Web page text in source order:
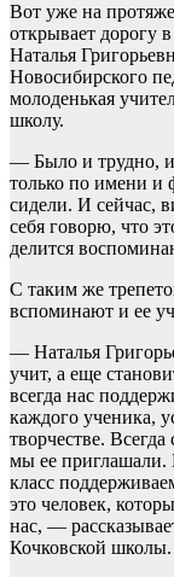
Вот уже на
открывает дорогу
Наталья
Новосибирского
молоденькая
школу.
— Было и трудно,
только по имени и
сидели. И сейчас,
себя говорю, что
делится
С таким же
вспоминают и ее
— Наталья
учит, а еще
всегда нас
каждого ученика,
творчестве.
мы ее приглашали.
класс
это человек,
нас, —
Кочковской школы.